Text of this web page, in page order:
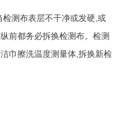
测布表层不干净或发硬,或
前都务必拆换检测布。检测
巾擦洗温度测量体,拆换新检